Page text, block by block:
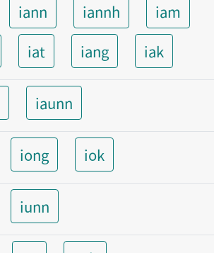
iann iannh
iam
iat iang iak
iaunn
iong iok
iunn